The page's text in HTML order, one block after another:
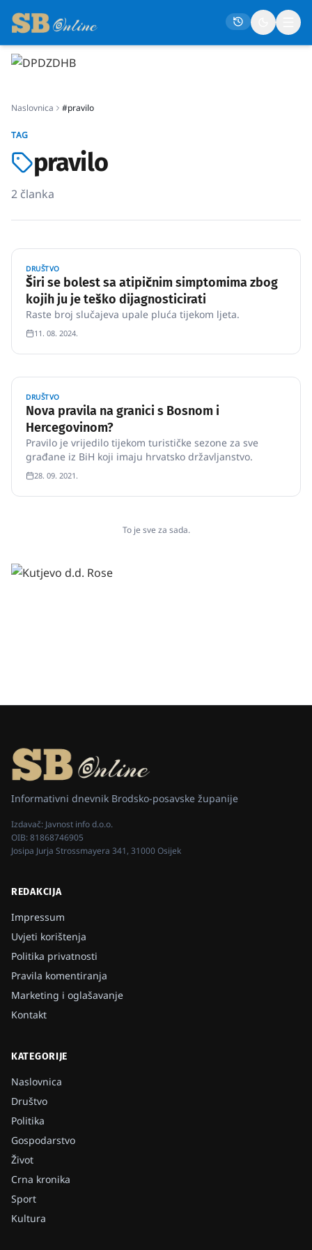
Društvo
Politika
Gospodarstvo
Život
Kultura
Osmrtnice
Naslovnica #pravilo
TAG
pravilo
2 članka
DRUŠTVO
Širi se bolest sa atipičnim simptomima zbog
kojih ju je teško dijagnosticirati
Raste broj slučajeva upale pluća tijekom ljeta.
11. 08. 2024.
DRUŠTVO
Nova pravila na granici s Bosnom i
Hercegovinom?
Pravilo je vrijedilo tijekom turističke sezone za sve
građane iz BiH koji imaju hrvatsko državljanstvo.
28. 09. 2021.
To je sve za sada.
Informativni dnevnik Brodsko-posavske županije
Izdavač: Javnost info d.o.o.
OIB:81868746905
Josipa Jurja Strossmayera 341, 31000 Osijek
REDAKCIJA
Impressum
Uvjeti korištenja
Politika privatnosti
Pravila komentiranja
Marketing i oglašavanje
Kontakt
KATEGORIJE
Naslovnica
Društvo
Politika
Gospodarstvo
Život
Crna kronika
Sport
Kultura